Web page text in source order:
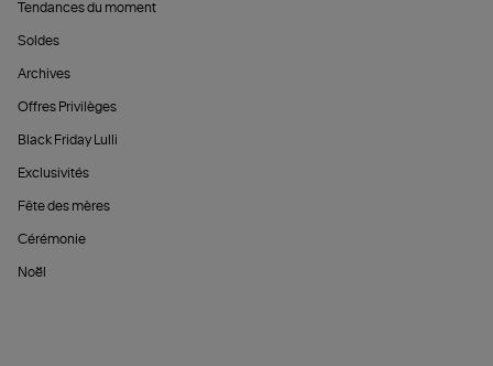
Tendances du moment
Soldes
Archives
Offres Privilèges
Black Friday Lulli
Exclusivités
Fête des mères
Cérémonie
Noël